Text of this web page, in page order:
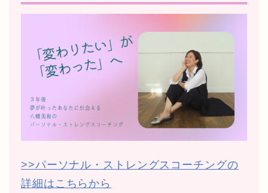
>>パーソナル・ストレングスコーチングの
詳細はこちらから